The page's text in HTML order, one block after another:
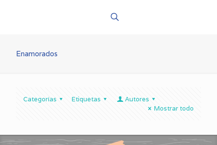
Enamorados
Categorías Etiquetas
Autores
Mostrar todo